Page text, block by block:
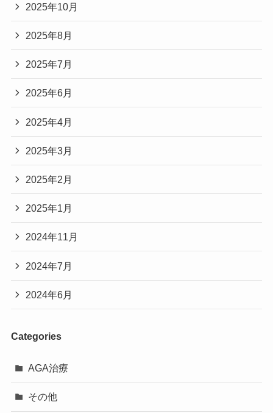
2025年10月
2025年8月
2025年7月
2025年6月
2025年4月
2025年3月
2025年2月
2025年1月
2024年11月
2024年7月
2024年6月
Categories
AGA治療
その他